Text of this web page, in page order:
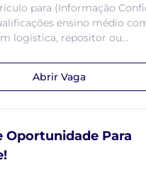
para (Informação
ensino médio
logística, repositor ou...
Abrir Vaga
Oportunidade Para